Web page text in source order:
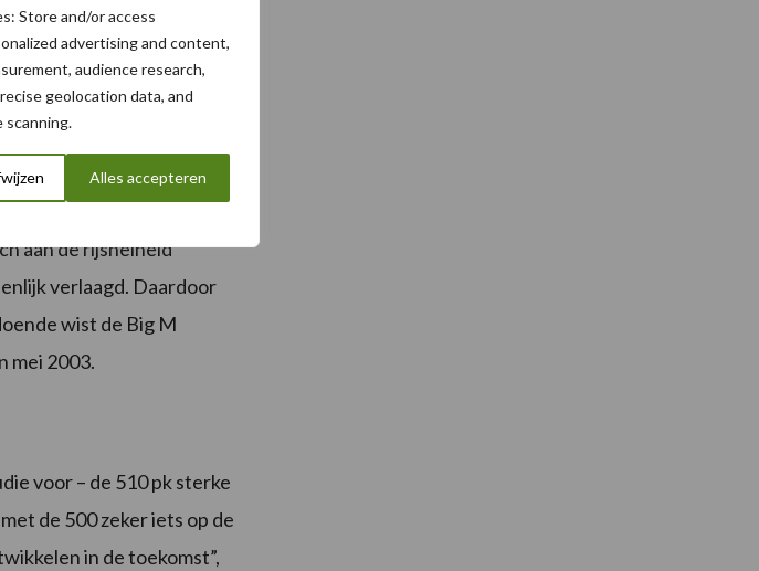
Store and/or access
advertising and content,
audience research,
geolocation data, and
Alles accepteren
haalde, overtuigden ook
machine werd niet
geconstrueerd.
aan de rijsnelheid
verlaagd. Daardoor
wist de Big M
mei 2003.
voor – de 510 pk sterke
de 500 zeker iets op de
in de toekomst”,